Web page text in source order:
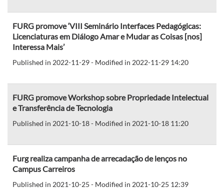
FURG promove ‘VIII Seminário Interfaces Pedagógicas:
Licenciaturas em Diálogo Amar e Mudar as Coisas [nos]
Interessa Mais’
Published in 2022-11-29 - Modified in 2022-11-29 14:20
FURG promove Workshop sobre Propriedade Intelectual
e Transferência de Tecnologia
Published in 2021-10-18 - Modified in 2021-10-18 11:20
Furg realiza campanha de arrecadação de lenços no
Campus Carreiros
Published in 2021-10-25 - Modified in 2021-10-25 12:39